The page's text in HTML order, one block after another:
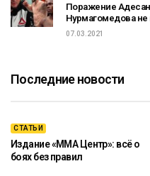
Поражение
Нурмагомедова
07.03.2021
Последние новости
СТАТЬИ
Издание «ММА Центр»: всё о
боях без правил